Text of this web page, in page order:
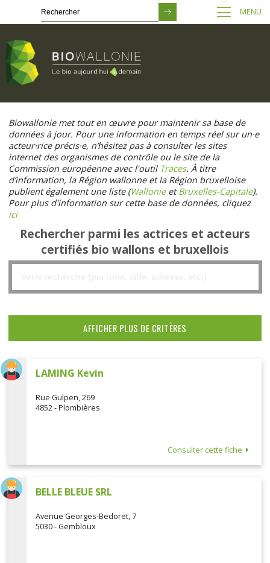
contenu
principal
MENU
Biowallonie met tout en œuvre pour maintenir sa base de
données à jour. Pour une information en temps réel sur un·e
acteur·rice précis·e, n’hésitez pas à consulter les sites
internet des organismes de contrôle ou le site de la
Commission européenne avec l'outil Traces. À titre
d’information, la Région wallonne et la Région bruxelloise
publient également une liste (WallonieetBruxelles-Capitale).
Pour plus d'information sur cette base de données, cliquez
ici
Rechercher parmi les actrices et acteurs
certifiés bio wallons et bruxellois
LAMING Kevin
Rue Gulpen, 269
4852 - Plombières
Consulter cette fiche
BELLE BLEUE SRL
Avenue Georges-Bedoret, 7
5030 - Gembloux
AFFICHER PLUS DE CRITÈRES